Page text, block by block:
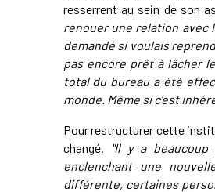
resserrent au sein de son
renouer une relation avec
demandé si voulais
pas encore prêt à lâcher
total du bureau a été
monde. Même si c’est
Pour restructurer cette
changé.
"Il y a
enclenchant une
différente, certaines